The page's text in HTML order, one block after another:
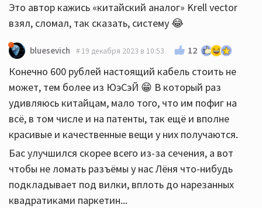
Это автор кажись «китайский аналог» Krell vector
взял, сломал, так сказать, систему 😂
bluesevich 19 декабря 2023 в 10:53 12
Конечно 600 рублей настоящий кабель стоить не
может, тем более из ЮэСэЙ 😁 В который раз
удивляюсь китайцам, мало того, что им пофиг на
всё, в том числе и на патенты, так ещё и вполне
красивые и качественные вещи у них получаются.
Бас улучшился скорее всего из-за сечения, а вот
чтобы не ломать разъёмы у нас Лёня что-нибудь
подкладывает под вилки, вплоть до нарезанных
квадратиками паркетин...